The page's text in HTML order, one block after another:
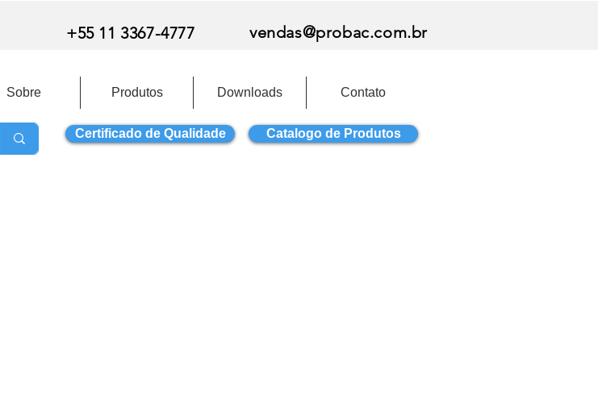
+55 11 3367-4777 vendas@probac.com.br
Sobre Produtos Downloads Contato
Certificado de Qualidade Catalogo de Produtos